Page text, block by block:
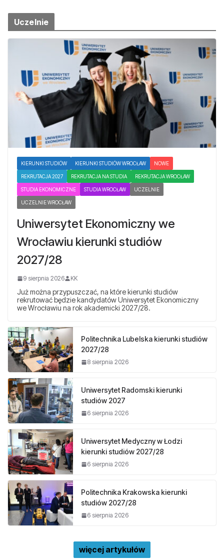
Uczelnie
KIERUNKI STUDIÓW KIERUNKI STUDIÓW WROCŁAW NOWE
REKRUTACJA 2027 REKRUTACJA NA STUDIA REKRUTACJA WROCŁAW
STUDIA EKONOMICZNE STUDIA WROCŁAW UCZELNIE
UCZELNIE WROCŁAW
Uniwersytet Ekonomiczny we
Wrocławiu kierunki studiów
2027/28
9 sierpnia 2026 KK
Już można przypuszczać, na które kierunki studiów
rekrutować będzie kandydatów Uniwersytet Ekonomiczny
we Wrocławiu na rok akademicki 2027/28.
Politechnika Lubelska kierunki studiów
2027/28
8 sierpnia 2026
Uniwersytet Radomski kierunki
studiów 2027
6 sierpnia 2026
Uniwersytet Medyczny w Łodzi
kierunki studiów 2027/28
6 sierpnia 2026
Politechnika Krakowska kierunki
studiów 2027/28
6 sierpnia 2026
więcej artykułów